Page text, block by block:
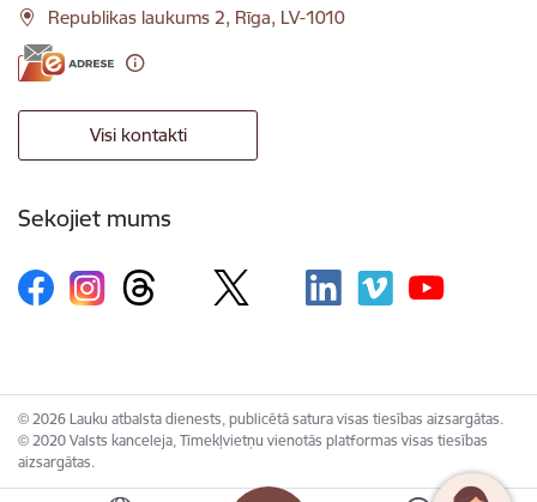
Republikas laukums 2, Rīga, LV-1010
Visi kontakti
Sekojiet mums
© 2026 Lauku atbalsta dienests, publicētā satura visas tiesības aizsargātas.
© 2020 Valsts kanceleja, Tīmekļvietņu vienotās platformas visas tiesības
aizsargātas.